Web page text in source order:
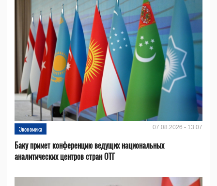
Экономика 07.08.2026 - 13:07
Баку примет конференцию ведущих национальных
аналитических центров стран ОТГ